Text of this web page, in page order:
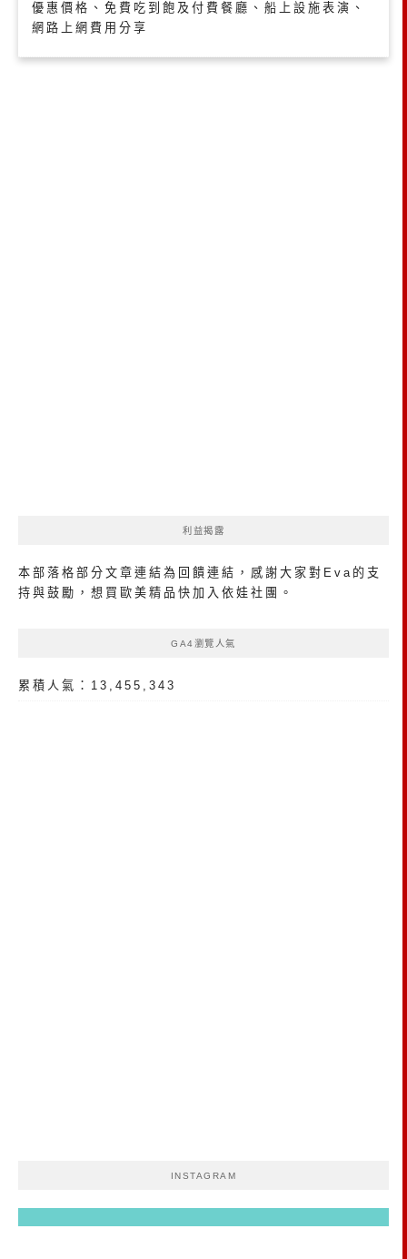
優惠價格、免費吃到飽及付費餐廳、船上設施表演、
網路上網費用分享
利益揭露
本部落格部分文章連結為回饋連結，感謝大家對Eva的支
持與鼓勵，想買歐美精品 快加入依娃社團 。
GA4瀏覽人氣
累積人氣：13,455,343
INSTAGRAM